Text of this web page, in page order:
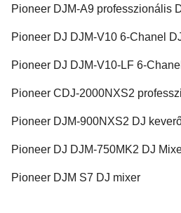
Pioneer DJM-A9 professzionális
Pioneer DJ DJM-V10 6-Chanel
Pioneer DJ DJM-V10-LF 6-
Pioneer CDJ-2000NXS2
Pioneer DJM-900NXS2 DJ
Pioneer DJ DJM-750MK2 DJ
Pioneer DJM S7 DJ mixer